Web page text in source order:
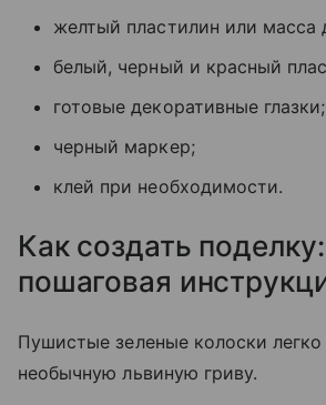
желтый пластилин или масса
белый, черный и красный
готовые декоративные глазки;
черный маркер;
клей при необходимости.
Как создать поделку:
пошаговая
Пушистые зеленые колоски легко
необычную львиную гриву.